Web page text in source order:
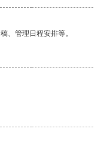
、管理日程安排等。